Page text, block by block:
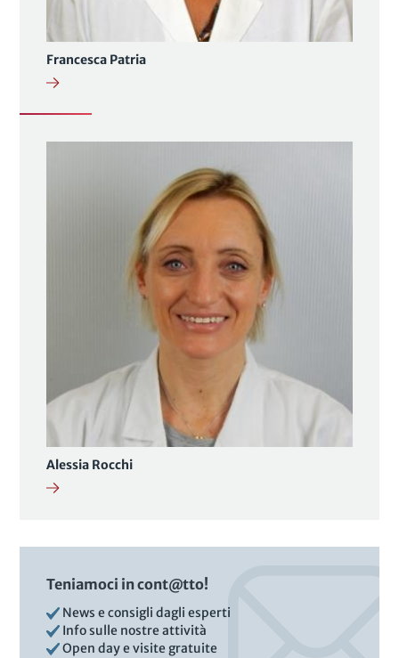
Francesca Patria
Alessia Rocchi
Teniamoci in cont@tto!
News e consigli dagli esperti
Info sulle nostre attività
Open day e visite gratuite